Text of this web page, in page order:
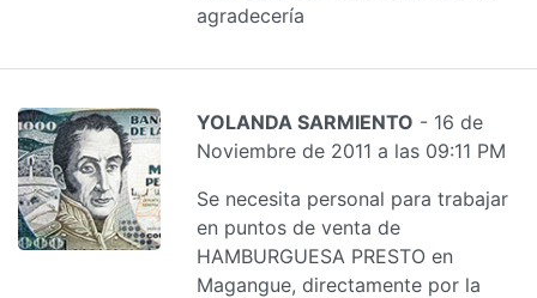
agradecería
YOLANDA SARMIENTO - 16 de
Noviembre de 2011 a las 09:11 PM
Se necesita personal para trabajar
en puntos de venta de
HAMBURGUESA PRESTO en
Magangue, directamente por la